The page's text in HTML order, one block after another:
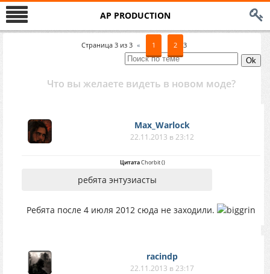
AP PRODUCTION
Страница 3 из 3 « 1 2 3
Что вы желаете видеть в новом моде?
Max_Warlock
22.11.2013 в 23:12
ЦитатаChorbit()
ребята энтузиасты
Ребята после 4 июля 2012 сюда не заходили.
racindp
22.11.2013 в 23:17